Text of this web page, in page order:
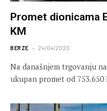
Promet dionicama
KM
BERZE 24/04/2020
Na današnjem trgovanju
ukupan promet od